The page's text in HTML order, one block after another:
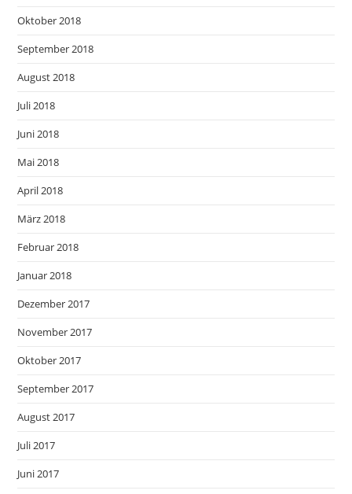
Oktober 2018
September 2018
August 2018
Juli 2018
Juni 2018
Mai 2018
April 2018
März 2018
Februar 2018
Januar 2018
Dezember 2017
November 2017
Oktober 2017
September 2017
August 2017
Juli 2017
Juni 2017